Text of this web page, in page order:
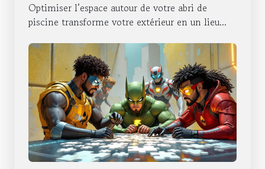
Optimiser l’espace autour de votre abri de
piscine transforme votre extérieur en un lieu...